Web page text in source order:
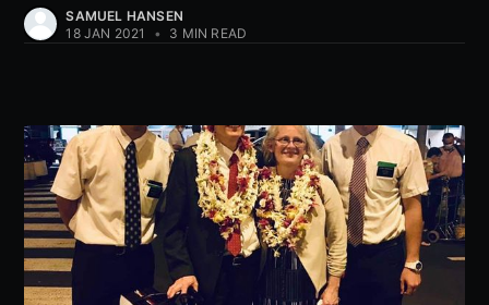
SAMUEL HANSEN
18 JAN 2021
• 3 MIN READ